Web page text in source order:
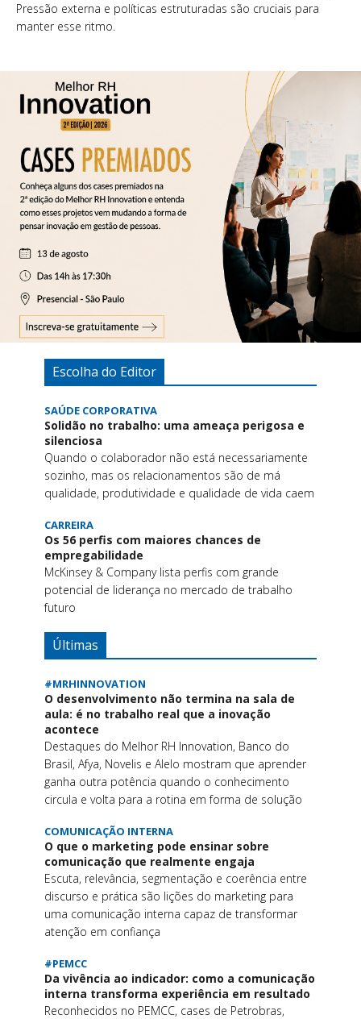
Pressão externa e políticas estruturadas são cruciais para
manter esse ritmo.
Escolha do Editor
SAÚDE CORPORATIVA
Solidão no trabalho: uma ameaça perigosa e
silenciosa
Quando o colaborador não está necessariamente
sozinho, mas os relacionamentos são de má
qualidade, produtividade e qualidade de vida caem
CARREIRA
Os 56 perfis com maiores chances de
empregabilidade
McKinsey & Company lista perfis com grande
potencial de liderança no mercado de trabalho
futuro
Últimas
#MRHINNOVATION
O desenvolvimento não termina na sala de
aula: é no trabalho real que a inovação
acontece
Destaques do Melhor RH Innovation, Banco do
Brasil, Afya, Novelis e Alelo mostram que aprender
ganha outra potência quando o conhecimento
circula e volta para a rotina em forma de solução
COMUNICAÇÃO INTERNA
O que o marketing pode ensinar sobre
comunicação que realmente engaja
Escuta, relevância, segmentação e coerência entre
discurso e prática são lições do marketing para
uma comunicação interna capaz de transformar
atenção em confiança
#PEMCC
Da vivência ao indicador: como a comunicação
interna transforma experiência em resultado
Reconhecidos no PEMCC, cases de Petrobras,